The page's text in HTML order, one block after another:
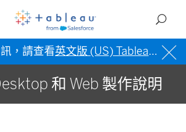
，請查看英文版 (US) Tableau 說明
和 Web 製作說明